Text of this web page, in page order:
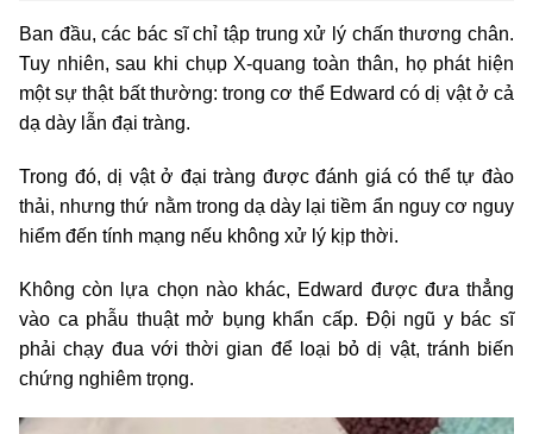
Ban đầu, các bác sĩ chỉ tập trung xử lý chấn thương chân.
Tuy nhiên, sau khi chụp X-quang toàn thân, họ phát hiện
một sự thật bất thường: trong cơ thể Edward có dị vật ở cả
dạ dày lẫn đại tràng.
Trong đó, dị vật ở đại tràng được đánh giá có thể tự đào
thải, nhưng thứ nằm trong dạ dày lại tiềm ẩn nguy cơ nguy
hiểm đến tính mạng nếu không xử lý kịp thời.
Không còn lựa chọn nào khác, Edward được đưa thẳng
vào ca phẫu thuật mở bụng khẩn cấp. Đội ngũ y bác sĩ
phải chạy đua với thời gian để loại bỏ dị vật, tránh biến
chứng nghiêm trọng.